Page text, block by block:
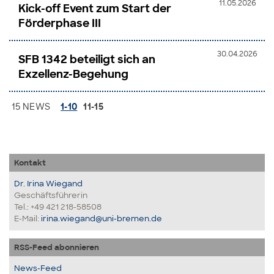
11.05.2026
Kick-off Event zum Start der
Förderphase III
30.04.2026
SFB 1342 beteiligt sich an
Exzellenz-Begehung
15 NEWS 1-10 11-15
Kontakt
Dr. Irina Wiegand
Geschäftsführerin
Tel.: +49 421 218-58508
E-Mail: irina.wiegand@uni-bremen.de
RSS-Feed abonnieren
News-Feed